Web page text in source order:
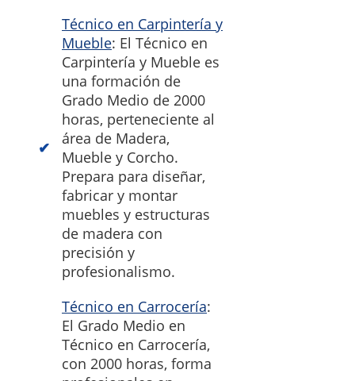
Técnico en Carpintería y
Mueble: El Técnico en
Carpintería y Mueble es
una formación de
Grado Medio de 2000
horas, perteneciente al
área de Madera,
Mueble y Corcho.
Prepara para diseñar,
fabricar y montar
muebles y estructuras
de madera con
precisión y
profesionalismo.
Técnico en Carrocería:
El Grado Medio en
Técnico en Carrocería,
con 2000 horas, forma